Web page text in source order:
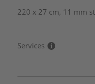
220 x 27 cm, 11 mm
Services